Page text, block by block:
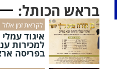
בראש הכותל:
לקראת זמן אלול
איגוד
למכירות
בפריסה